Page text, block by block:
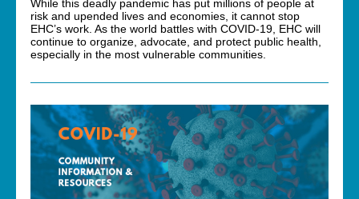
While this deadly pandemic has put millions of people at
risk and upended lives and economies, it cannot stop
EHC’s work. As the world battles with COVID-19, EHC will
continue to organize, advocate, and protect public health,
especially in the most vulnerable communities.